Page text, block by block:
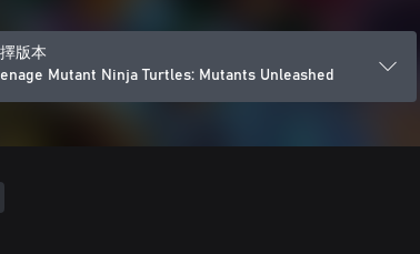
版本
Mutant Ninja Turtles: Mutants Unleashed